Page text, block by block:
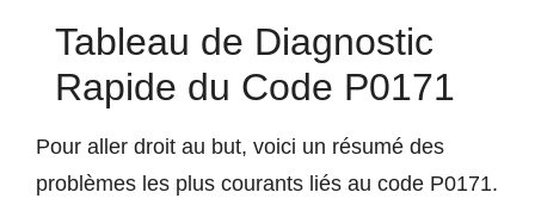
Tableau de Diagnostic
Rapide du Code P0171
Pour aller droit au but, voici un résumé des
problèmes les plus courants liés au code P0171.